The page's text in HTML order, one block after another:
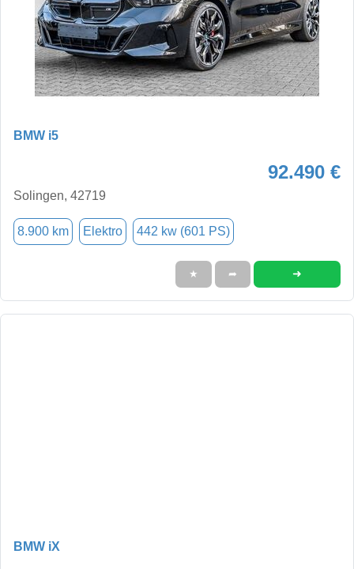
BMW i5
92.490 €
Solingen, 42719
8.900 km Elektro 442 kw (601 PS)
★ ➦ ➜
BMW iX